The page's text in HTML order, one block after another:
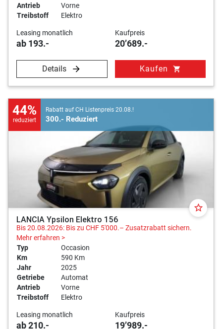
Antrieb
Vorne
Treibstoff
Elektro
Leasing monatlich
ab 193.-
Kaufpreis
20’689.-
Details Kaufen shopping_cart
44%
reduziert
Rabatt auf CH Listenpreis 20.08.!
300.- Reduziert
star_border
LANCIA Ypsilon Elektro 156
Bis 20.08.2026: Bis zu CHF 5'000.– Zusatzrabatt sichern.
Mehr erfahren >
Typ
Occasion
Km
590 Km
Jahr
2025
Getriebe
Automat
Antrieb
Vorne
Treibstoff
Elektro
Leasing monatlich
ab 210.-
Kaufpreis
19’989.-